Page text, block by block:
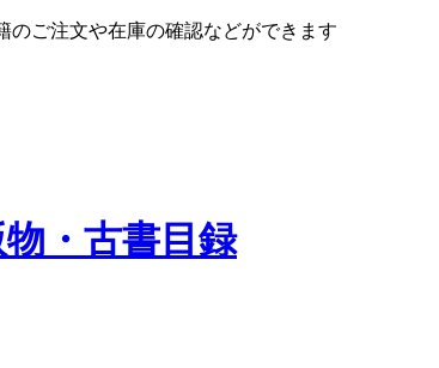
のご注文や在庫の確認などができます